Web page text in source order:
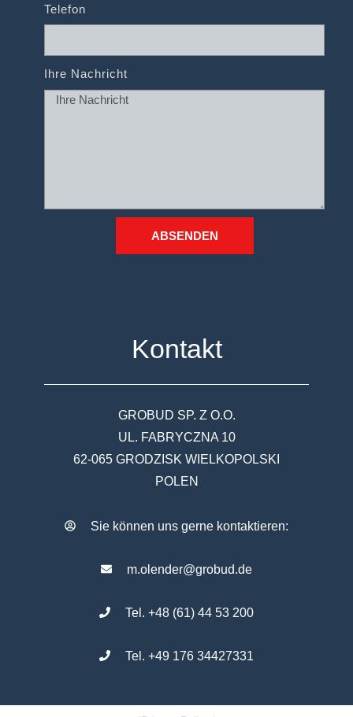
Telefon
Ihre Nachricht
ABSENDEN
Kontakt
GROBUD SP. Z O.O.
UL. FABRYCZNA 10
62-065 GRODZISK WIELKOPOLSKI
POLEN
Sie können uns gerne kontaktieren:
m.olender@grobud.de
Tel. +48 (61) 44 53 200
Tel. +49 176 34427331